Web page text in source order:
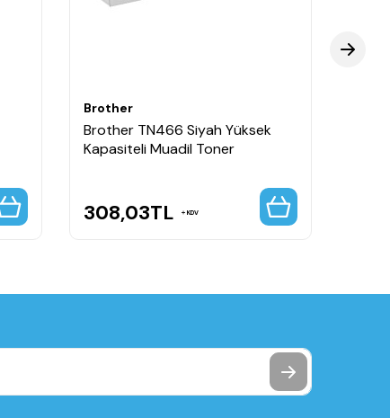
Brother
Brother TN466 Siyah Yüksek
Kapasiteli Muadil Toner
308,03TL KDV